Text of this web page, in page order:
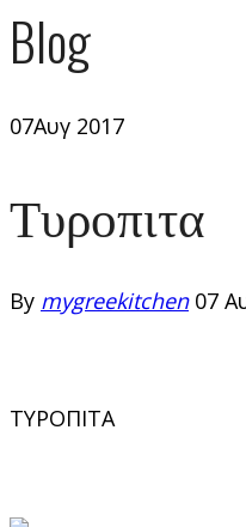
Blog
07Αυγ 2017
Τυροπιτα
By mygreekitchen 07
ΤΥΡΟΠΙΤΑ